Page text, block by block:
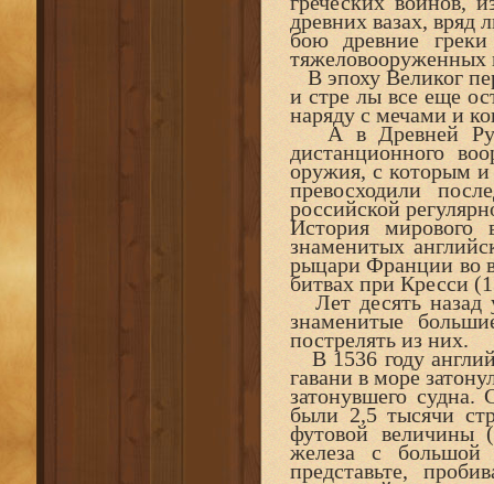
древних вазах, вряд
бою древние
тяжеловооруженных
В эпоху Великог
и стре лы все еще
наряду с мечами и
А в Древней
дистанционного
оружия, с которым и
превосходили
российской
История мирового
знаменитых
рыцари Франции во
битвах при Кресси
Лет десять назад
знаменитые
пострелять из них.
В 1536 году
гавани в море
затонувшего
были 2,5 тысячи
футовой величины
железа с
представьте,